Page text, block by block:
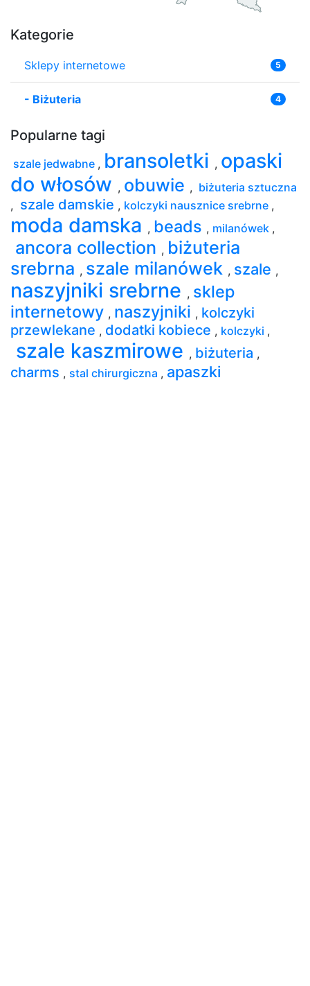
Kategorie
Sklepy internetowe 5
- Biżuteria 4
Popularne tagi
szale jedwabne , bransoletki , opaski
do włosów , obuwie , biżuteria sztuczna
, szale damskie , kolczyki nausznice srebrne ,
moda damska , beads , milanówek ,
ancora collection , biżuteria
srebrna , szale milanówek , szale ,
naszyjniki srebrne , sklep
internetowy , naszyjniki , kolczyki
przewlekane , dodatki kobiece , kolczyki ,
szale kaszmirowe , biżuteria ,
charms , stal chirurgiczna , apaszki